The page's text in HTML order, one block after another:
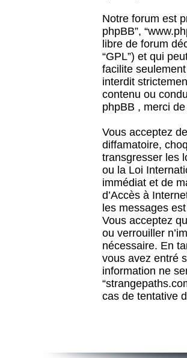
Notre forum est
phpBB”,
libre de forum
“GPL”) et qui
facilite
interdit
contenu ou
phpBB , merci
Vous acceptez
diffamatoire,
transgresser les
ou la Loi
immédiat et de
d’Accès à
les messages
Vous acceptez
ou verrouiller
nécessaire. En
vous avez entré
information ne
cas de tentative